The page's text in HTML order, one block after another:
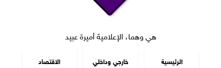
هي وهما، الإعلامية أميرة عبيد
الرئيسية خارجي وداخلي
الاقتصاد